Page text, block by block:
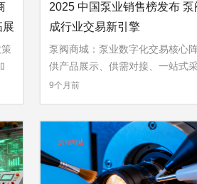
展
2025 中国泵业销售榜发布 泵
成行业交易新引擎
泵阀商城：泵业数字化交易核心
供产品展示、供需对接、一站式
...
»
9个月前